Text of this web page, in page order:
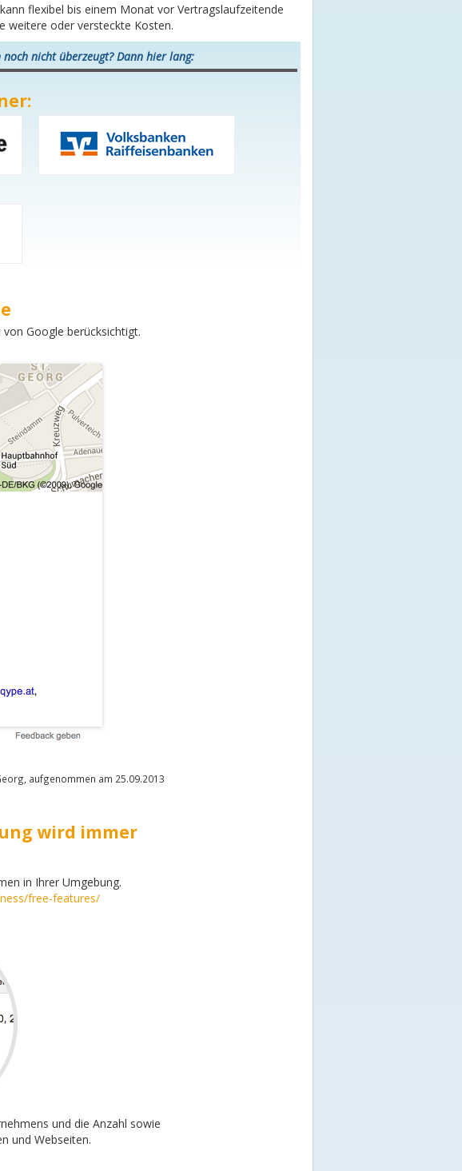
flexibel bis einem Monat vor Vertragslaufzeitende
weitere oder versteckte Kosten.
nicht überzeugt? Dann hier lang:
Google berücksichtigt.
aufgenommen am 25.09.2013
wird immer
in Ihrer Umgebung.
free-features/
und die Anzahl sowie
und Webseiten.